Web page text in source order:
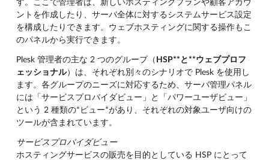
す。ここで管理者は、新しいホスティングプランや顧客アカウ
ントを作成したり、サーバ全体に対するシステムサービス設定
を構成したりできます。ウェブホスティングに関する操作もこ
のパネルから実行できます。
Plesk 管理者の主な 2 つのグループ（ HSP**と**ウェブプロフ
ェッショナル）は、それぞれ別々のシナリオで Plesk を使用し
ます。各グループのニーズに対応するため、サーバ管理パネル
には「サービスプロバイダビュー」と「パワーユーザビュー」
という 2 種類の*ビュー*があり、それぞれの対象ユーザ向けの
ツールが含まれています。
サービスプロバイダビュー
ホスティングサービスの販売を目的としている HSP にとって